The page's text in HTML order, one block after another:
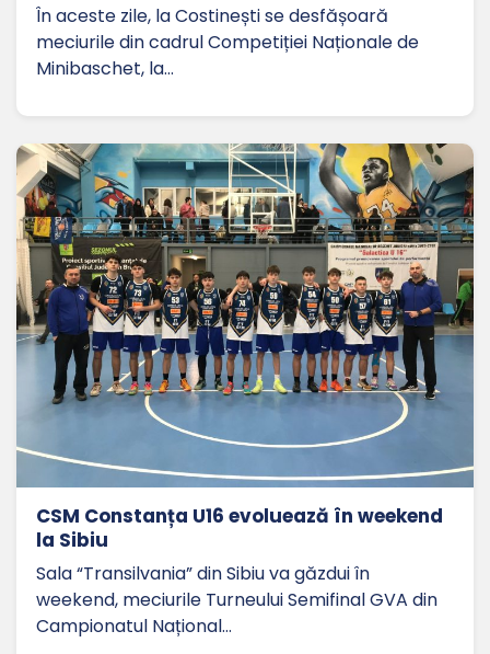
În aceste zile, la Costinești se desfășoară
meciurile din cadrul Competiției Naționale de
Minibaschet, la…
CSM Constanța U16 evoluează în weekend
la Sibiu
Sala “Transilvania” din Sibiu va găzdui în
weekend, meciurile Turneului Semifinal GVA din
Campionatul Național…